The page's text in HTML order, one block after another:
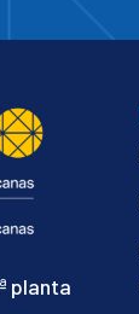
planta